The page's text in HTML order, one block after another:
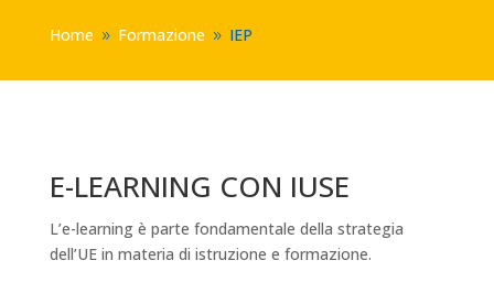
Home 9 Formazione 9 IEP
E-LEARNING CON IUSE
L’e-learning è parte fondamentale della strategia
dell’UE in materia di istruzione e formazione.